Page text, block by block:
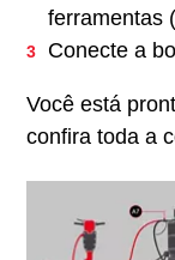
ferramentas
Conecte a
Você está
confira toda a